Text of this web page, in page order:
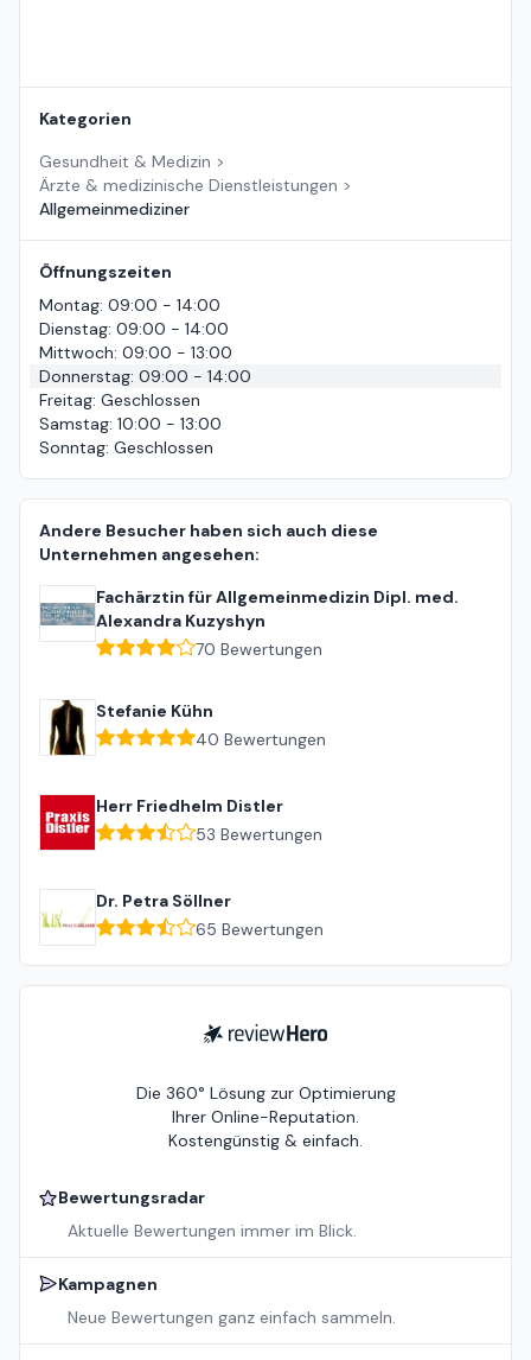
Kategorien
Gesundheit & Medizin >
Ärzte & medizinische Dienstleistungen >
Allgemeinmediziner
Öffnungszeiten
Montag: 09:00 - 14:00
Dienstag: 09:00 - 14:00
Mittwoch: 09:00 - 13:00
Donnerstag: 09:00 - 14:00
Freitag: Geschlossen
Samstag: 10:00 - 13:00
Sonntag: Geschlossen
Andere Besucher haben sich auch diese
Unternehmen angesehen:
Fachärztin für Allgemeinmedizin Dipl. med.
Alexandra Kuzyshyn
70 Bewertungen
Stefanie Kühn
40 Bewertungen
Herr Friedhelm Distler
53 Bewertungen
Dr. Petra Söllner
65 Bewertungen
ReviewHero
Die 360° Lösung zur Optimierung
Ihrer Online-Reputation.
Kostengünstig & einfach.
Bewertungsradar
Aktuelle Bewertungen immer im Blick.
Kampagnen
Neue Bewertungen ganz einfach sammeln.